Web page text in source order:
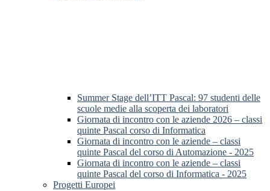
Summer Stage dell’ITT Pascal: 97 studenti delle
scuole medie alla scoperta dei laboratori
Giornata di incontro con le aziende 2026 – classi
quinte Pascal corso di Informatica
Giornata di incontro con le aziende – classi
quinte Pascal del corso di Automazione - 2025
Giornata di incontro con le aziende – classi
quinte Pascal del corso di Informatica - 2025
Progetti Europei